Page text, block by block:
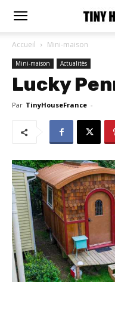
Accueil Mini-maison
Mini-maison Actualitès
Lucky
Par TinyHouseFrance -